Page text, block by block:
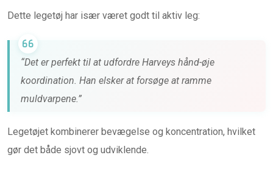
Dette legetøj har især været godt til aktiv leg:
“Det er perfekt til at udfordre Harveys hånd-øje
koordination. Han elsker at forsøge at ramme
muldvarpene.”
Legetøjet kombinerer bevægelse og koncentration, hvilket
gør det både sjovt og udviklende.